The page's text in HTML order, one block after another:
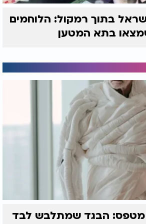
בתוך רמקול: הלוחמים
בתא המטען
הבגד שמתלבש לבד